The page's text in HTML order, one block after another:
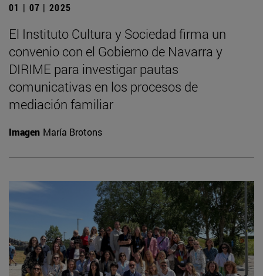
01 | 07 | 2025
El Instituto Cultura y Sociedad firma un
convenio con el Gobierno de Navarra y
DIRIME para investigar pautas
comunicativas en los procesos de
mediación familiar
Imagen María Brotons